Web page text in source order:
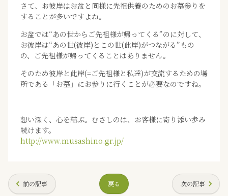
さて、お彼岸はお盆と同様に先祖供養のためのお墓参りを
することが多いですよね。
お盆では“あの世からご先祖様が帰ってくる”のに対して、
お彼岸は“あの世(彼岸)とこの世(此岸)がつながる”もの
の、ご先祖様が帰ってくることはありません。
そのため彼岸と此岸(=ご先祖様と私達)が交流するための場
所である「お墓」にお参りに行くことが必要なのですね。
想い深く、心を結ぶ。むさしのは、お客様に寄り添い歩み
続けます。
http://www.musashino.gr.jp/
前の記事 戻る 次の記事